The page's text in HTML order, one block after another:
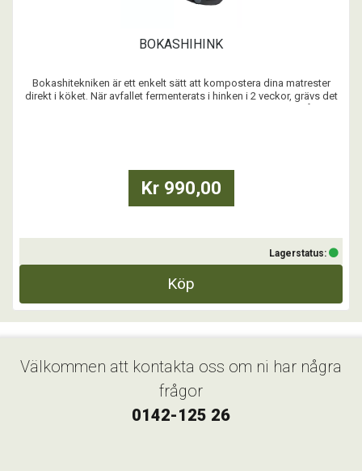
BOKASHIHINK
Bokashitekniken är ett enkelt sätt att kompostera dina matrester
direkt i köket. När avfallet fermenterats i hinken i 2 veckor, grävs det
Kr 990,00
Lagerstatus:
Köp
Välkommen att kontakta oss om ni har några
frågor
0142-125 26